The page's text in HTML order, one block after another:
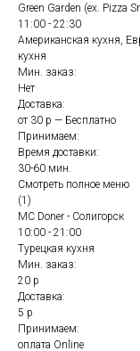
Green Garden (ex. Pizza
11:00 - 22:30
Американская кухня,
кухня
Мин. заказ:
Нет
Доставка:
от 30 р — Бесплатно
Принимаем:
Время доставки:
30-60 мин.
Смотреть полное меню
(1)
MC Doner - Солигорск
10:00 - 21:00
Турецкая кухня
Мин. заказ:
20 р
Доставка:
5 р
Принимаем:
оплата Online